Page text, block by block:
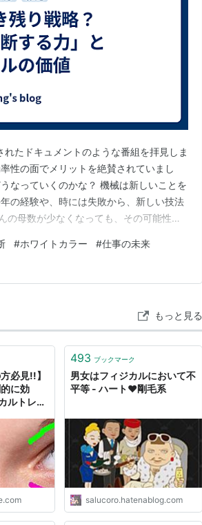
詞。physical。メンタルの対義語とし
体労働］、〜 exercise［体操］
）の
質人類学）］
record［物理レコード］
・ニュートン・ジョン
ーサル インターナショナル
件) を見る
たドキュメントのような番組を拝見しま
性の面でメリットを絶賛されていまし
なっていくのかな？ 機械は新しいことを
の経験や、時には失敗から、新しい技法
の母数が少なくなっても、その可能性は
これを絶賛するわけではないけれど、 こ
…
#ホワイトカラー #仕事の未来
もっと見る
必見!!】
に効
ルトレー
持ってい
493 ブックマーク
男女はフィジカルにおいて不
平等 - ハート♥剛毛系
salucoro.hatenablog.com